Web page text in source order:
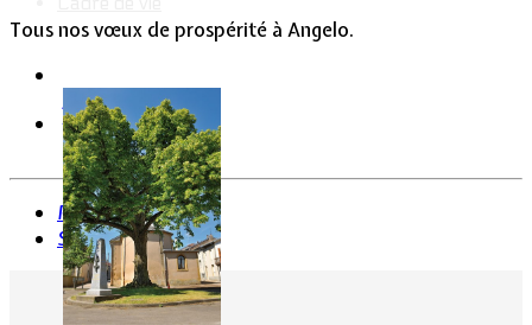
Tous nos vœux de prospérité à Angelo.
Précédent
Suivant